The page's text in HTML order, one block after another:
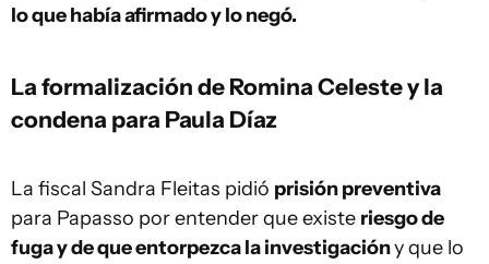
lo que había afirmado y lo negó.
La formalización de Romina Celeste y la
condena para Paula Díaz
La fiscal Sandra Fleitas pidió prisión preventiva
para Papasso por entender que existe riesgo de
fuga y de que entorpezca la investigacióny que lo